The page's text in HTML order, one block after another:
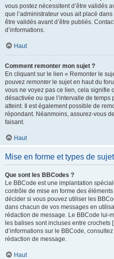
vous postez nécessitent d’être validés
que l’administrateur vous ait placé
être validés avant d’être publiés.
d’informations.
Haut
Comment remonter mon sujet ?
En cliquant sur le lien « Remonter le
pouvez remonterle sujet en haut du
vous ne voyez pas ce lien, cela signifie
désactivée ou que l’intervalle de temps
atteint. Il est également possible de
répondant. Néanmoins, assurez-vous
faisant.
Haut
Mise en forme et types de
Que sont les BBCodes ?
Le BBCode est une implantation
contrôle de mise en forme des
décider si vous pouvez utiliser les
dans chacun de vos messages en
rédaction de message. Le BBCode lui-
les balises sont incluses entre crochets
d’informations sur le BBCode,
rédaction de message.
Haut